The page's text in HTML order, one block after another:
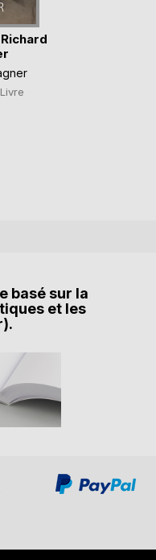
Livre
basé sur la
et les